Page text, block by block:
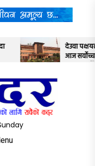
पुनरावलोकन निवेदनमाथि
तीन न्यायाधीशले